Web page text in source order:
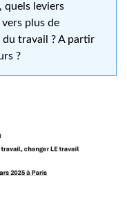
, quels leviers
plus de
travail ? A partir
?